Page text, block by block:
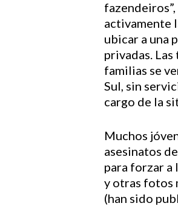
activamente
ubicar a una
privadas.
familias se
Sul, sin
cargo de la
Muchos
asesinatos
para forzar a
y otras fotos
(han sido